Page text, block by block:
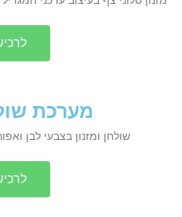
מערכת
שולחן ומזנון בצבעי לבן